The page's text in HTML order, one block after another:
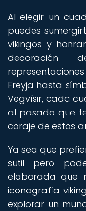
Al elegir un
puedes
vikingos y
decoración
Freyja hasta
Vegvísir, cada
al pasado que
coraje de estos
Ya sea que
sutil pero
elaborada que
iconografía
explorar un